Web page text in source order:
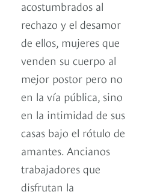
acostumbrados al
rechazo y el desamor
de ellos, mujeres que
venden su cuerpo al
mejor postor pero no
en la vía pública, sino
en la intimidad de sus
casas bajo el rótulo de
amantes. Ancianos
trabajadores que
disfrutan la